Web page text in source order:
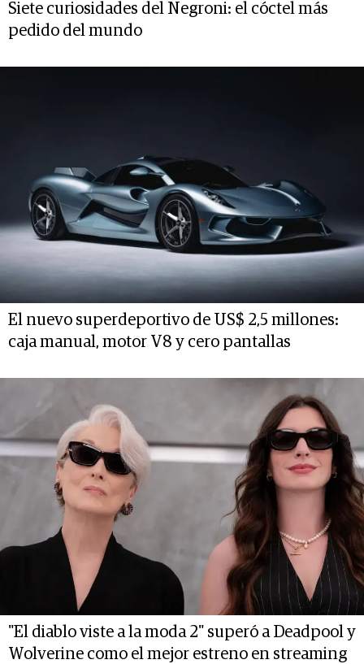
Siete curiosidades del Negroni: el cóctel más
pedido del mundo
El nuevo superdeportivo de US$ 2,5 millones:
caja manual, motor V8 y cero pantallas
"El diablo viste a la moda 2" superó a Deadpool y
Wolverine como el mejor estreno en streaming